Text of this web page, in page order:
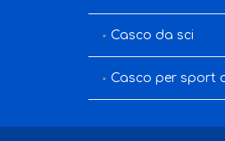
Casco da sci
Casco per sport